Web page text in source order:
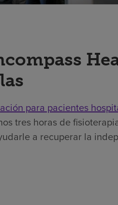
para pacientes
tres horas de
a recuperar la